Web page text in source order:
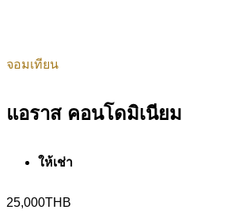
จอมเทียน
แอราส คอนโดมิเนียม
ให้เช่า
25,000THB